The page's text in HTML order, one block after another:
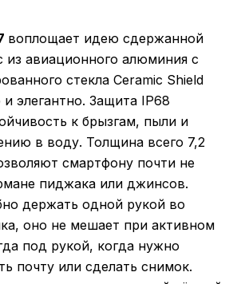
воплощает идею сдержанной
из авиационного алюминия с
стекла Ceramic Shield
и элегантно. Защита IP68
к брызгам, пыли и
в воду. Толщина всего 7,2
смартфону почти не
пиджака или джинсов.
держать одной рукой во
оно не мешает при активном
под рукой, когда нужно
почту или сделать снимок.